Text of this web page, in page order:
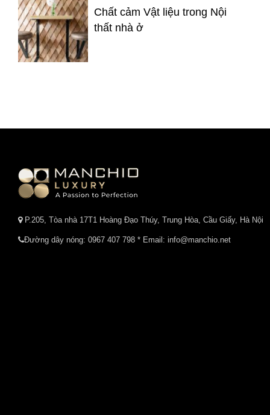
Chất cảm Vật liệu trong Nội
thất nhà ở
P.205, Tòa nhà 17T1 Hoàng Đạo Thúy, Trung Hòa, Cầu Giấy, Hà Nội
Đường dây nóng: 0967 407 798 * Email: info@manchio.net